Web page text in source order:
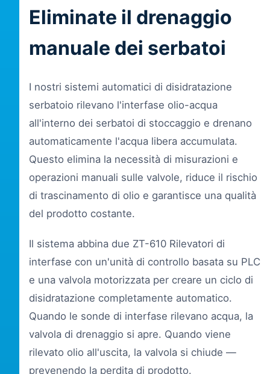
Eliminate il drenaggio
manuale dei serbatoi
I nostri sistemi automatici di disidratazione
serbatoio rilevano l'interfase olio-acqua
all'interno dei serbatoi di stoccaggio e drenano
automaticamente l'acqua libera accumulata.
Questo elimina la necessità di misurazioni e
operazioni manuali sulle valvole, riduce il rischio
di trascinamento di olio e garantisce una qualità
del prodotto costante.
Il sistema abbina due ZT-610 Rilevatori di
interfase con un'unità di controllo basata su PLC
e una valvola motorizzata per creare un ciclo di
disidratazione completamente automatico.
Quando le sonde di interfase rilevano acqua, la
valvola di drenaggio si apre. Quando viene
rilevato olio all'uscita, la valvola si chiude —
prevenendo la perdita di prodotto.